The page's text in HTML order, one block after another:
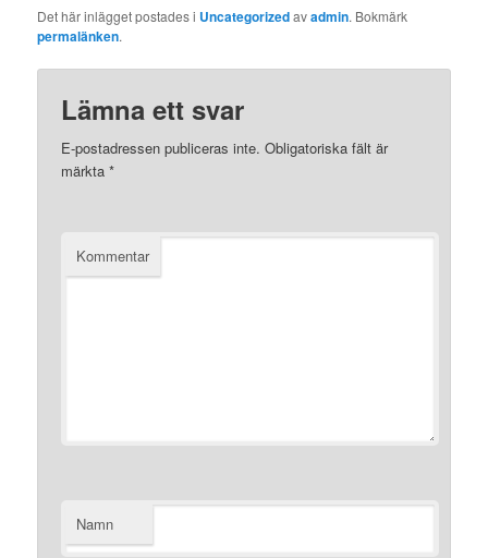
Det här inlägget postades i Uncategorizedavadmin. Bokmärk
permalänken.
Lämna ett svar
E-postadressen publiceras inte. Obligatoriska fält är
märkta*
Kommentar
Namn